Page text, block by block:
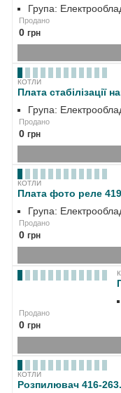
Група:
Продано
0 грн
КОТЛИ
Плата стабілізації
Група:
Продано
0 грн
КОТЛИ
Плата фото реле
Група:
Продано
0 грн
Продано
0 грн
КОТЛИ
Розпилювач 416-